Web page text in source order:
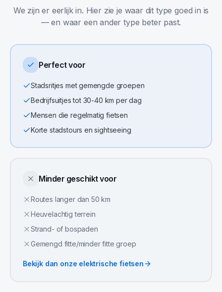
We zijn er eerlijk in. Hier zie je waar dit type goed in is
— en waar een ander type beter past.
Perfect voor
Stadsritjes met gemengde groepen
Bedrijfsuitjes tot 30-40 km per dag
Mensen die regelmatig fietsen
Korte stadstours en sightseeing
Minder geschikt voor
Routes langer dan 50 km
Heuvelachtig terrein
Strand- of bospaden
Gemengd fitte/minder fitte groep
Bekijk dan onze elektrische fietsen